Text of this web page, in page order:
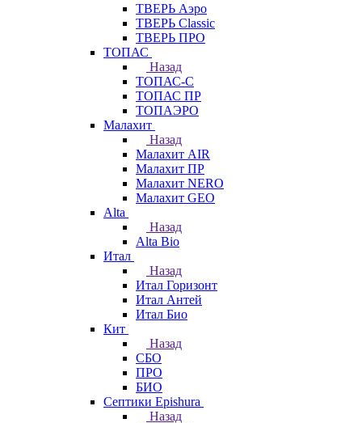
ТВЕРЬ Аэро
ТВЕРЬ Classic
ТВЕРЬ ПРО
ТОПАС
Назад
ТОПАС-С
ТОПАС ПР
ТОПАЭРО
Малахит
Назад
Малахит AIR
Малахит ПР
Малахит NERO
Малахит GEO
Alta
Назад
Alta Bio
Итал
Назад
Итал Горизонт
Итал Антей
Итал Био
Кит
Назад
СБО
ПРО
БИО
Септики Epishura
Назад